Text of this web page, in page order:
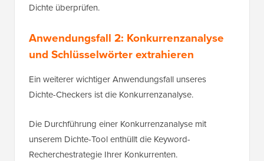
Dichte überprüfen.
Anwendungsfall 2: Konkurrenzanalyse
und Schlüsselwörter extrahieren
Ein weiterer wichtiger Anwendungsfall unseres
Dichte-Checkers ist die Konkurrenzanalyse.
Die Durchführung einer Konkurrenzanalyse mit
unserem Dichte-Tool enthüllt die Keyword-
Recherchestrategie Ihrer Konkurrenten.